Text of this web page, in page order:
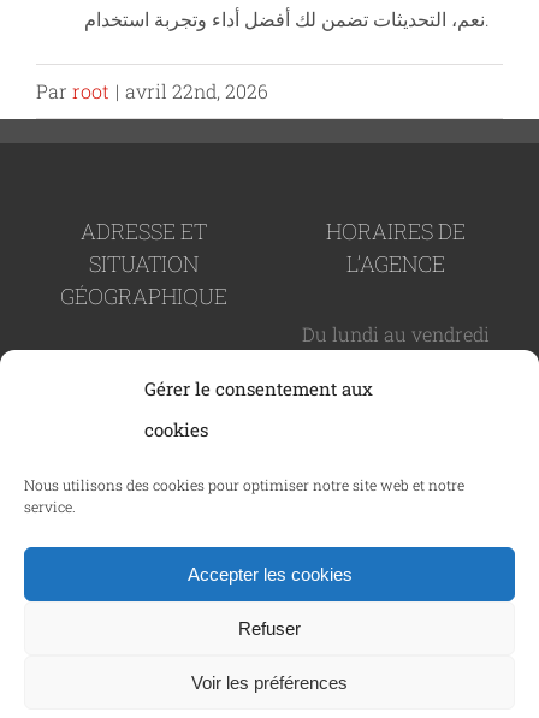
Gérer le consentement aux
cookies
Nous utilisons des cookies pour optimiser notre site web et notre
service.
Accepter les cookies
Refuser
Voir les préférences
نعم، التحديثات تضمن لك أفضل أداء وتجربة استخدام.
Par root | avril 22nd, 2026
ADRESSE ET
SITUATION
GÉOGRAPHIQUE
HORAIRES DE
L’AGENCE
Du lundi au vendredi
CAREMAO © Copyright 2024 -2026 - SIRET : 937 989 366
Politique des cookies | C.G.V.
réservés | Réalisé parNetcom Agency